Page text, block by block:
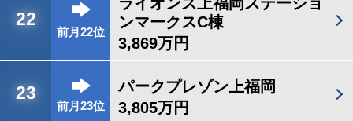
22
前月22位
ンマークスC棟
3,869万円
23
前月23位
パークプレゾン上福岡
3,805万円